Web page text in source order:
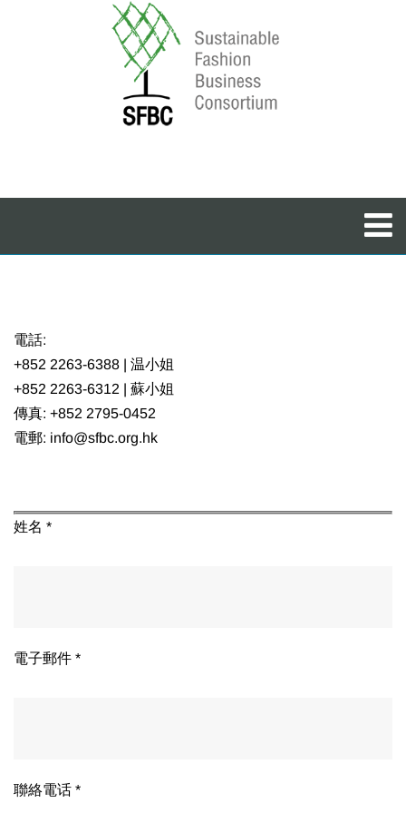
電話:
+852 2263-6388 | 温小姐
+852 2263-6312 | 蘇小姐
傳真: +852 2795-0452
電郵: info@sfbc.org.hk
姓名 *
電子郵件 *
聯絡電话 *